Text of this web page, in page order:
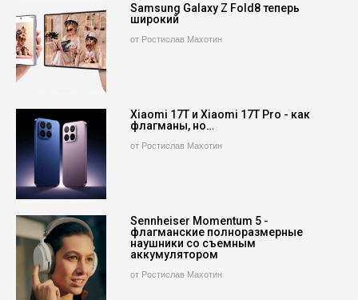
Samsung Galaxy Z Fold8 теперь
широкий
от Ростислав Махотин
Xiaomi 17T и Xiaomi 17T Pro - как
флагманы, но…
от Ростислав Махотин
Sennheiser Momentum 5 -
флагманские полноразмерные
наушники со съемным
аккумулятором
от Ростислав Махотин